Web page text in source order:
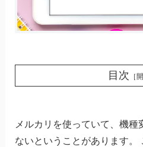
目次 ［
メルカリを使っていて、機種
ないということがあります。